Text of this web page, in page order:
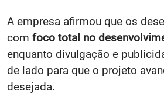
A empresa afirmou que os
com foco total no
enquanto divulgação e
de lado para que o projeto
desejada.